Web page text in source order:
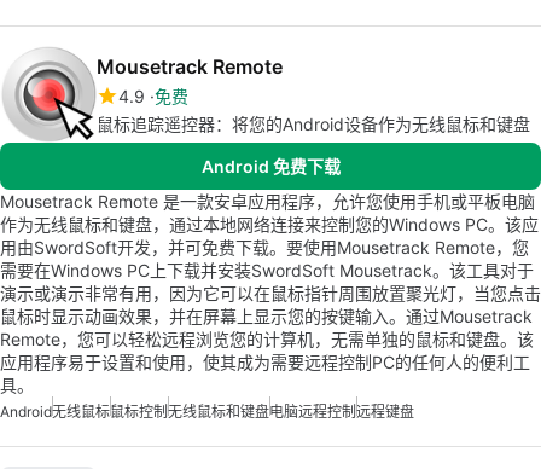
Mousetrack Remote
4.9 免费
鼠标追踪遥控器：将您的Android设备作为无线鼠标和键盘
Android 免费下载
Mousetrack Remote 是一款安卓应用程序，允许您使用手机或平板电脑
作为无线鼠标和键盘，通过本地网络连接来控制您的Windows PC。该应
用由SwordSoft开发，并可免费下载。要使用Mousetrack Remote，您
需要在Windows PC上下载并安装SwordSoft Mousetrack。该工具对于
演示或演示非常有用，因为它可以在鼠标指针周围放置聚光灯，当您点击
鼠标时显示动画效果，并在屏幕上显示您的按键输入。通过Mousetrack
Remote，您可以轻松远程浏览您的计算机，无需单独的鼠标和键盘。该
应用程序易于设置和使用，使其成为需要远程控制PC的任何人的便利工
具。
Android无线鼠标鼠标控制 无线鼠标和键盘电脑远程控制 远程键盘